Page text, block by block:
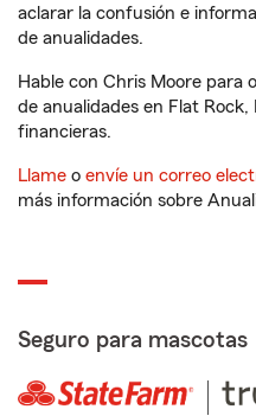
aclarar la confusión e
de anualidades.
Hable con Chris Moore para
de anualidades en Flat
financieras.
Llame o envíe un correo
más información sobre
Seguro para mascotas